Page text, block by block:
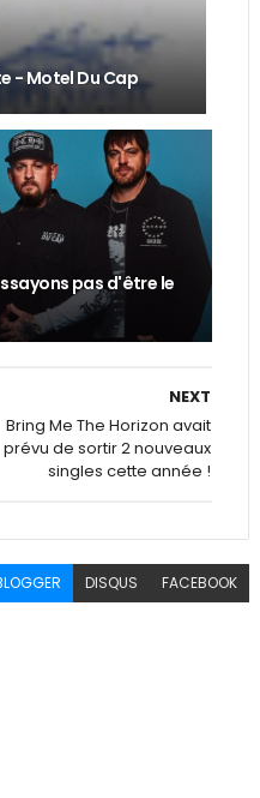
- Motel Du Cap
pas d'être le
NEXT
Bring Me The Horizon avait
prévu de sortir 2 nouveaux
singles cette année !
DISQUS FACEBOOK